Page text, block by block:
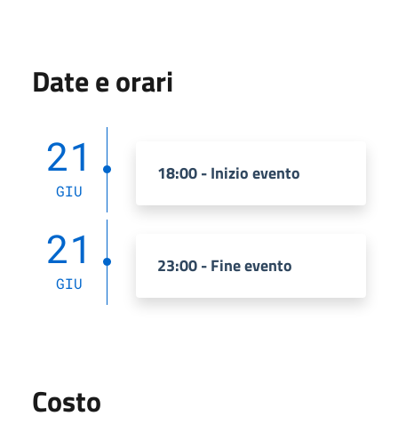
Date e orari
21
GIU
18:00 - Inizio evento
21
GIU
23:00 - Fine evento
Costo